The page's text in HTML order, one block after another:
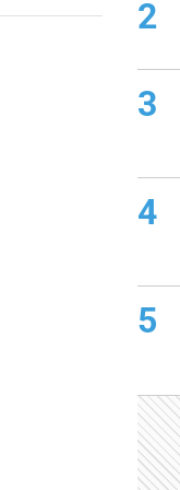
2
3
4
5